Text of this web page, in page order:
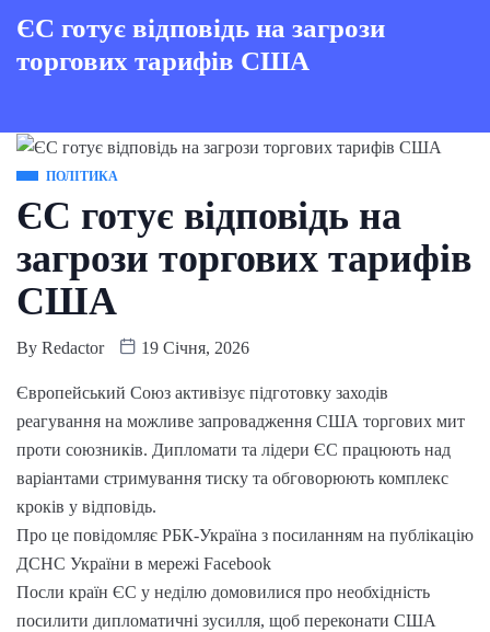
ЄС готує відповідь на загрози
торгових тарифів США
ПОЛІТИКА
ЄС готує відповідь на
загрози торгових тарифів
США
By Redactor 19 Січня, 2026
Європейський Союз активізує підготовку заходів
реагування на можливе запровадження США торгових мит
проти союзників. Дипломати та лідери ЄС працюють над
варіантами стримування тиску та обговорюють комплекс
кроків у відповідь.
Про це повідомляє РБК-Україна з посиланням на публікацію
ДСНС України в мережі Facebook
Посли країн ЄС у неділю домовилися про необхідність
посилити дипломатичні зусилля, щоб переконати США